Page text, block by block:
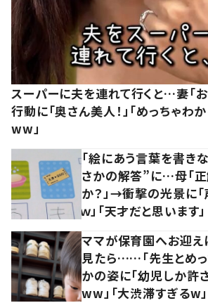
スーパーに夫を連れて行くと…妻「
行動に「奥さん美人！」「めっちゃわ
ww」
「絵にあう言葉を書き
さかの解答”に…母「正
か？」→衝撃の光景に
ｗ」「天才だと思います」
ママが保育園へお迎
見たら……「先生とめっ
かの姿に「幼児しか許
ww」「大渋滞すぎるw」